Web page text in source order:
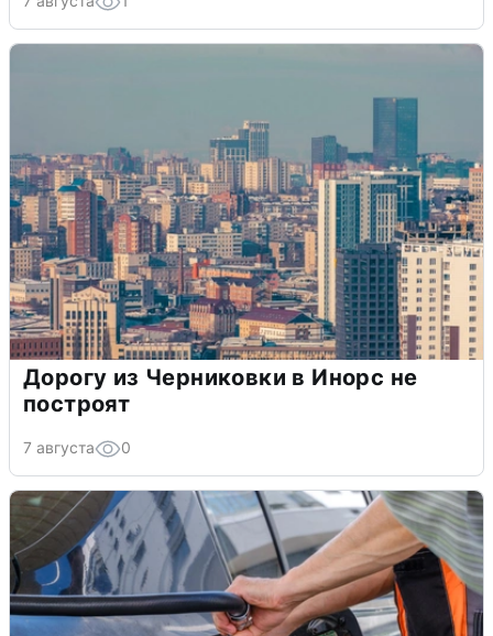
Дорогу из Черниковки в Инорс не
построят
7 августа 0